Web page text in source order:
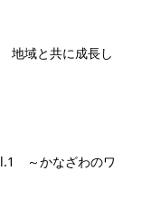
地域と共に成長し
～かなざわのワ